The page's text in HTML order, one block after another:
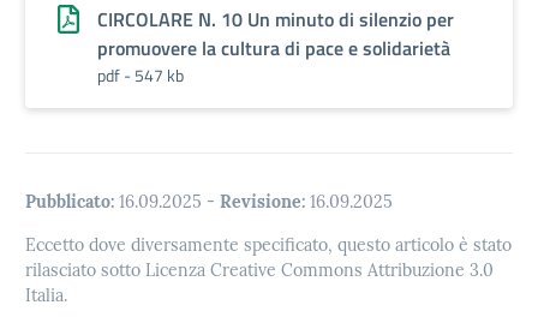
CIRCOLARE N. 10 Un minuto di silenzio per
promuovere la cultura di pace e solidarietà
pdf - 547 kb
Pubblicato: 16.09.2025 - Revisione: 16.09.2025
Eccetto dove diversamente specificato, questo articolo è stato
rilasciato sotto Licenza Creative Commons Attribuzione 3.0
Italia.